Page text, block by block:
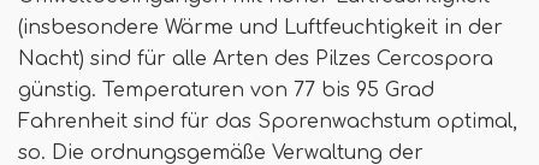
(insbesondere Wärme und Luftfeuchtigkeit in der
Nacht) sind für alle Arten des Pilzes Cercospora
günstig. Temperaturen von 77 bis 95 Grad
Fahrenheit sind für das Sporenwachstum optimal,
so. Die ordnungsgemäße Verwaltung der